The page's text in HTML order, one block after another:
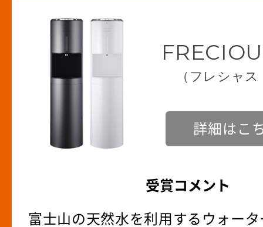
（フレシャ
詳細はこ
受賞コメント
富士山の天然水を利用するウォー